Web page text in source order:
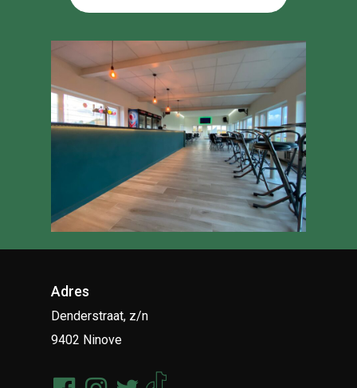
Adres
Denderstraat, z/n
9402 Ninove